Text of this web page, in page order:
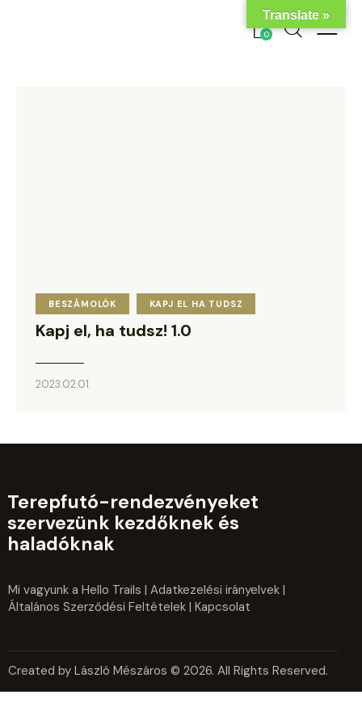
0
BESZÁMOLÓK KAPJ EL HA TUDSZ
Kapj el, ha tudsz! 1.0
2023.02.01.
Terepfutó-rendezvényeket
szervezünk kezdőknek és
haladóknak
Mi vagyunk a Hello Trails | Adatkezelési irányelvek |
Általános Szerződési Feltételek | Kapcsolat
Created by László Mészáros © 2026. All Rights Reserved.
Translate »